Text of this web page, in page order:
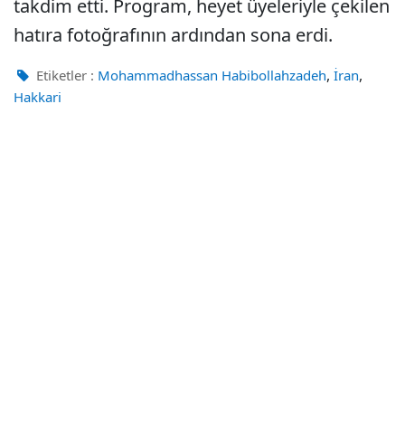
takdim etti. Program, heyet üyeleriyle çekilen
hatıra fotoğrafının ardından sona erdi.
Etiketler : Mohammadhassan Habibollahzadeh, İran,
Hakkari